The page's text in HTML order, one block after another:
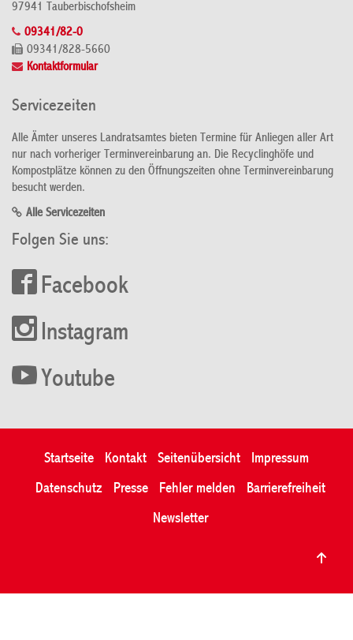
97941 Tauberbischofsheim
09341/82-0
09341/828-5660
Kontaktformular
Servicezeiten
Alle Ämter unseres Landratsamtes bieten Termine für Anliegen aller Art
nur nach vorheriger Terminvereinbarung an. Die Recyclinghöfe und
Kompostplätze können zu den Öffnungszeiten ohne Terminvereinbarung
besucht werden.
Alle Servicezeiten
Folgen Sie uns:
Facebook
Instagram
Youtube
Startseite Kontakt Seitenübersicht
Impressum
Datenschutz
Presse Fehler melden
Barrierefreiheit
Newsletter